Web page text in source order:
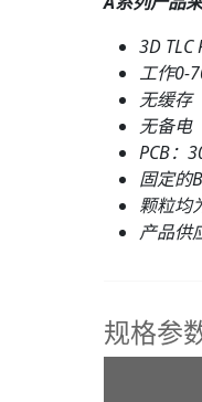
3D TLC
工作0-
无缓存
无备电
PCB：
固定的
颗粒均
产品供
规格参